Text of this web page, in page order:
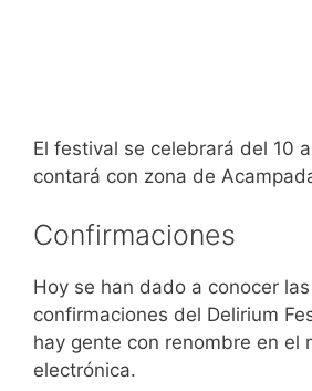
El festival se celebrará del 10
contará con zona de
Confirmaciones
Hoy se han dado a conocer
confirmaciones del Delirium
hay gente con renombre en el
electrónica.